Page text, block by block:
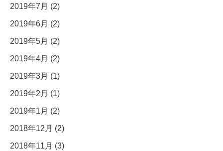
2019年7月 (2)
2019年6月 (2)
2019年5月 (2)
2019年4月 (2)
2019年3月 (1)
2019年2月 (1)
2019年1月 (2)
2018年12月 (2)
2018年11月 (3)